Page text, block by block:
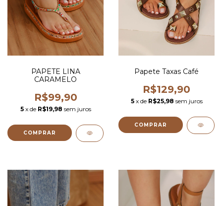
PAPETE LINA
CARAMELO
R$99,90
5 x de R$19,98 sem juros
COMPRAR
Papete Taxas Café
R$129,90
5 x de R$25,98 sem juros
COMPRAR